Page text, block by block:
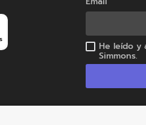
He leído
Simmons.